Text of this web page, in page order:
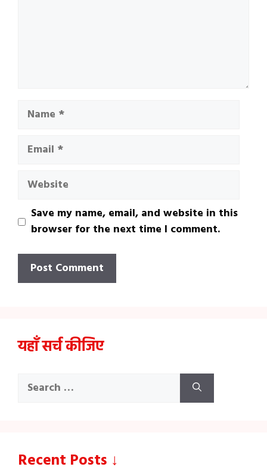
Name
Email
Website
Save my name, email, and website in this
browser for the next time I comment.
यहाँ सर्च कीजिए
Search
Recent Posts ↓